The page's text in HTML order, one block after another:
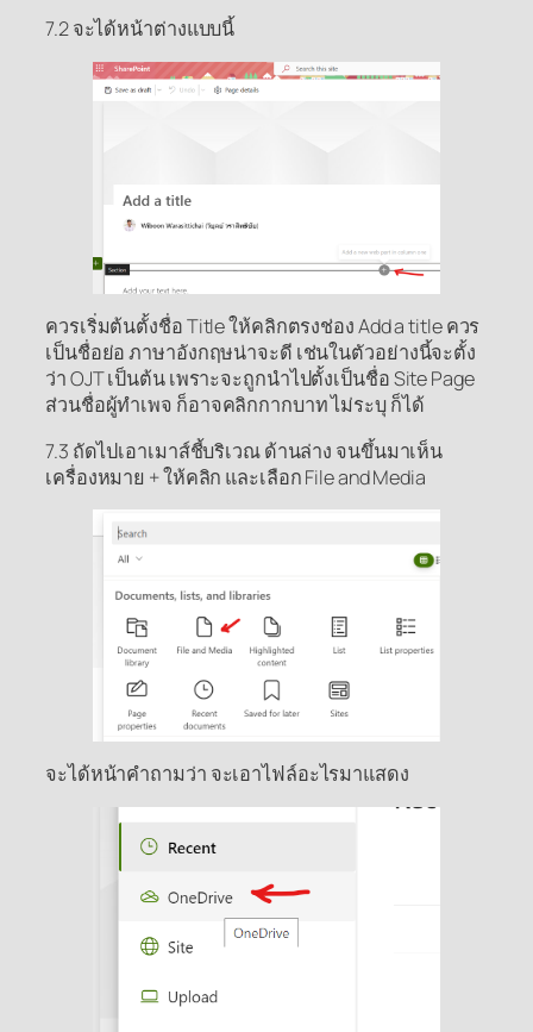
7.2 จะได้หน้าต่างแบบนี้
ควรเริ่มต้นตั้งชื่อ Title ให้คลิกตรงช่อง Add a title ควร
เป็นชื่อย่อ ภาษาอังกฤษน่าจะดี เช่นในตัวอย่างนี้จะตั้ง
ว่า OJT เป็นต้น เพราะจะถูกนำไปตั้งเป็นชื่อ Site Page
ส่วนชื่อผู้ทำเพจ ก็อาจคลิกกากบาท ไม่ระบุ ก็ได้
7.3 ถัดไปเอาเมาส์ชี้บริเวณ ด้านล่าง จนขึ้นมาเห็น
เครื่องหมาย + ให้คลิก และเลือก File and Media
จะได้หน้าคำถามว่า จะเอาไฟล์อะไรมาแสดง